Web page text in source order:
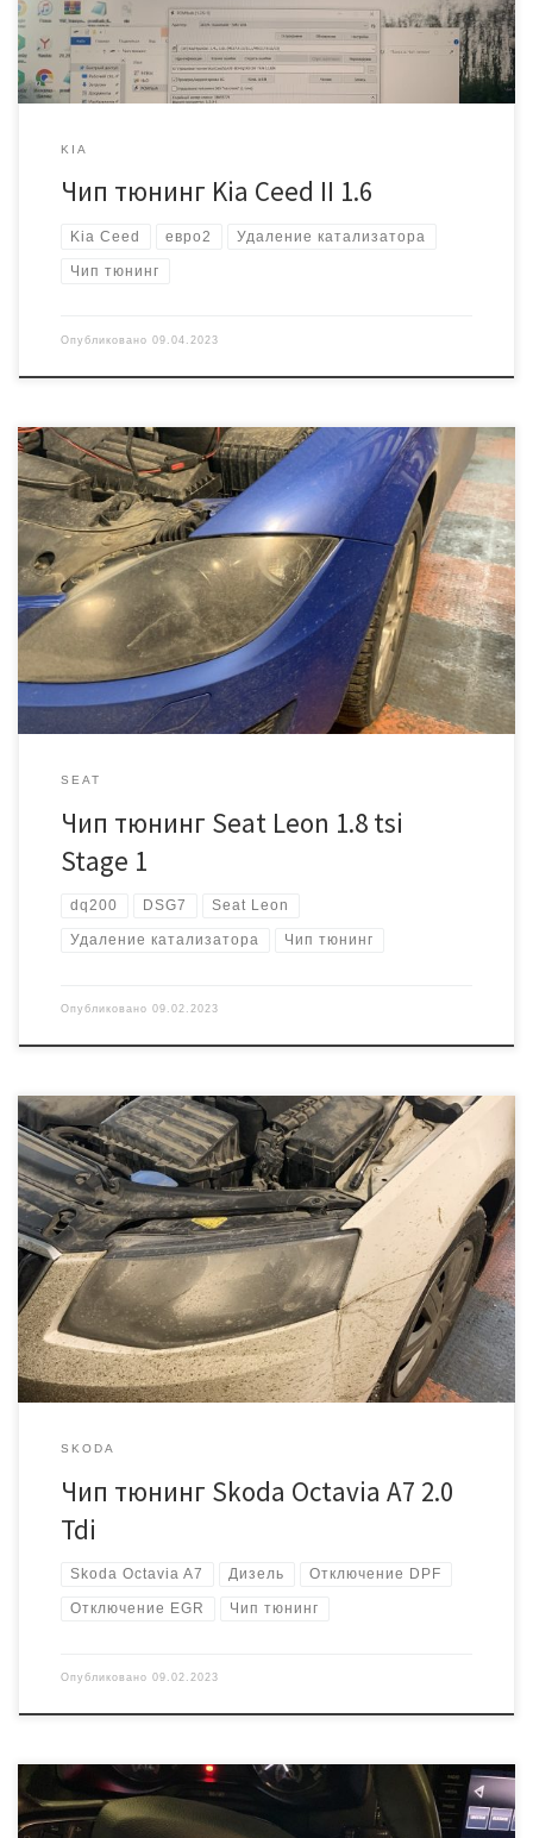
Устранены «провалы» при включении кондиционера. Версия под
нормы Евро-2 (отключен […]
KIA
Чип тюнинг Kia Ceed II 1.6
Kia Ceed евро2 Удаление катализатора
Чип тюнинг
Опубликовано 09.04.2023
Вы ещё видели не прошитые Сеаты? Да они существуют!) Но мы
это исправили. 2012 год, 1,8 мотор, коробка dq200 DSG7. По
техническому состоянию всё в порядке, только есть ошибка
P0420, так как удален катализатор. Нужно сделать увеличение
мощности и нормы выхлопа под «e2». Сложность в том что это
DSG7, увеличивать […]
SEAT
Чип тюнинг Seat Leon 1.8 tsi
Stage 1
dq200 DSG7 Seat Leon
Удаление катализатора Чип тюнинг
Опубликовано 09.02.2023
Автомобиль Шкода Октавия в кузове А7, с дизельным двигателем
2.0 литра, мощностью 150 лошадиных сил. Появилась ошибка по
датчику давления сажевого фильтра P2452 Было решено
полностью убрать сажевый фильтр и отключить систему
рециркуляции ОГ (EGR) Начинаем с программной части ЭБУ Bosch
EDC17C74 Номер: 04L906026BF Подготавливаем прошивку и
записываем через диагностический […]
SKODA
Чип тюнинг Skoda Octavia A7 2.0
Tdi
Skoda Octavia A7 Дизель Отключение DPF
Отключение EGR Чип тюнинг
Опубликовано 09.02.2023